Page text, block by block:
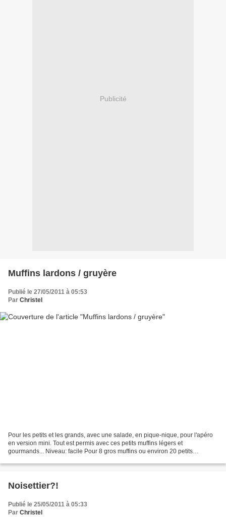
Publicité
Muffins lardons / gruyère
Publié le 27/05/2011 à 05:53
Par Christel
Pour les petits et les grands, avec une salade, en pique-nique, pour l'apéro
en version mini. Tout est permis avec ces petits muffins légers et
gourmands... Niveau: facile Pour 8 gros muffins ou environ 20 petits
Noisettier?!
Publié le 25/05/2011 à 05:33
Par Christel